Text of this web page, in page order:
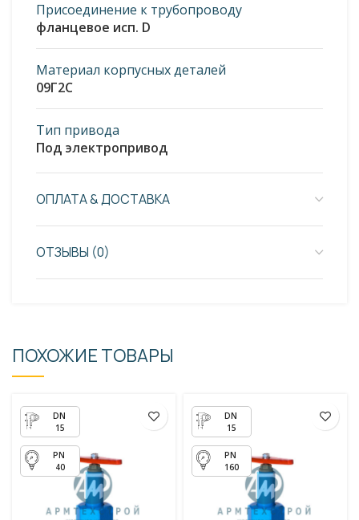
Присоединение к трубопроводу
фланцевое исп. D
Материал корпусных деталей
09Г2С
Тип привода
Под электропривод
ОПЛАТА & ДОСТАВКА
ОТЗЫВЫ (0)
ПОХОЖИЕ ТОВАРЫ
15
40
15
160